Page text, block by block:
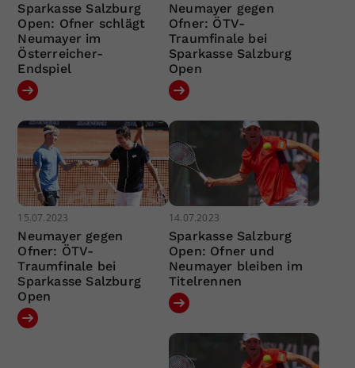
Sparkasse Salzburg
Open: Ofner schlägt
Neumayer im
Österreicher-
Endspiel
Neumayer gegen
Ofner: ÖTV-
Traumfinale bei
Sparkasse Salzburg
Open
15.07.2023
Neumayer gegen
Ofner: ÖTV-
Traumfinale bei
Sparkasse Salzburg
Open
14.07.2023
Sparkasse Salzburg
Open: Ofner und
Neumayer bleiben im
Titelrennen